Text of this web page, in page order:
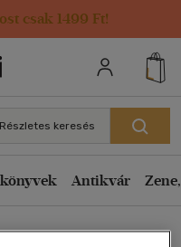
csak 1499 Ft!
Részletes keresés
Antikvár